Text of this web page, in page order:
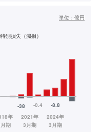
単位： 億円
特別損失（減損）